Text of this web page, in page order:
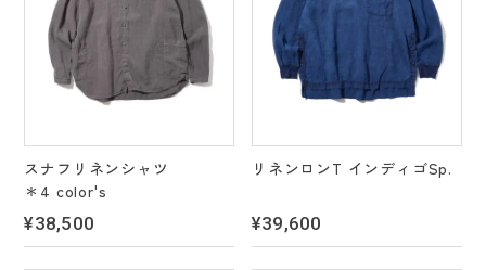
スナフリネンシャツ
＊4 color's
¥38,500
リネンロンT インディゴSp.
¥39,600